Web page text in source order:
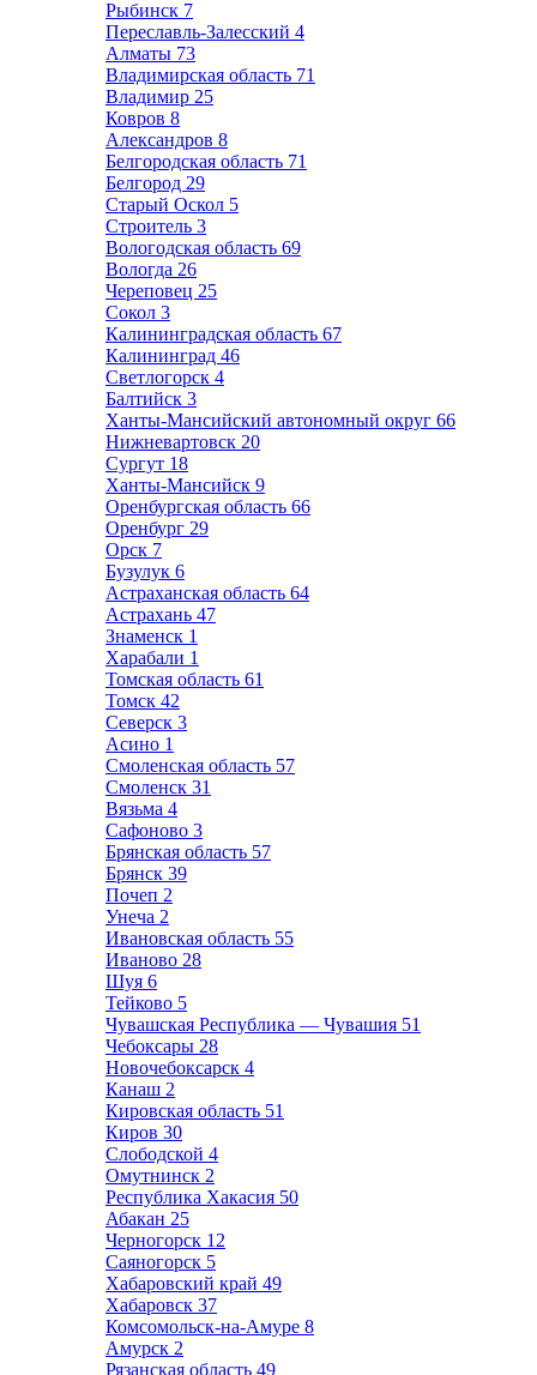
Рыбинск 7
Переславль-Залесский 4
Алматы 73
Владимирская область 71
Владимир 25
Ковров 8
Александров 8
Белгородская область 71
Белгород 29
Старый Оскол 5
Строитель 3
Вологодская область 69
Вологда 26
Череповец 25
Сокол 3
Калининградская область 67
Калининград 46
Светлогорск 4
Балтийск 3
Ханты-Мансийский автономный округ 66
Нижневартовск 20
Сургут 18
Ханты-Мансийск 9
Оренбургская область 66
Оренбург 29
Орск 7
Бузулук 6
Астраханская область 64
Астрахань 47
Знаменск 1
Харабали 1
Томская область 61
Томск 42
Северск 3
Асино 1
Смоленская область 57
Смоленск 31
Вязьма 4
Сафоново 3
Брянская область 57
Брянск 39
Почеп 2
Унеча 2
Ивановская область 55
Иваново 28
Шуя 6
Тейково 5
Чувашская Республика — Чувашия 51
Чебоксары 28
Новочебоксарск 4
Канаш 2
Кировская область 51
Киров 30
Слободской 4
Омутнинск 2
Республика Хакасия 50
Абакан 25
Черногорск 12
Саяногорск 5
Хабаровский край 49
Хабаровск 37
Комсомольск-на-Амуре 8
Амурск 2
Рязанская область 49